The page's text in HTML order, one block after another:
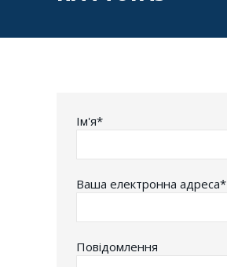
Iм'я*
Ваша електронна адреса*
Повідомлення